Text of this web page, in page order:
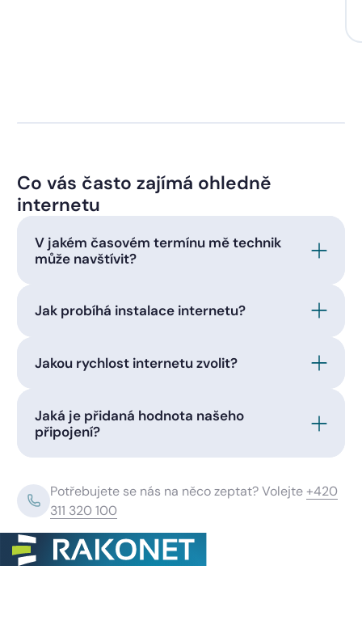
Co vás často zajímá ohledně
internetu
V jakém časovém termínu mě technik
může navštívit?
Jak probíhá instalace internetu?
Jakou rychlost internetu zvolit?
Jaká je přidaná hodnota našeho
připojení?
Potřebujete se nás na něco zeptat? Volejte+420
311 320 100